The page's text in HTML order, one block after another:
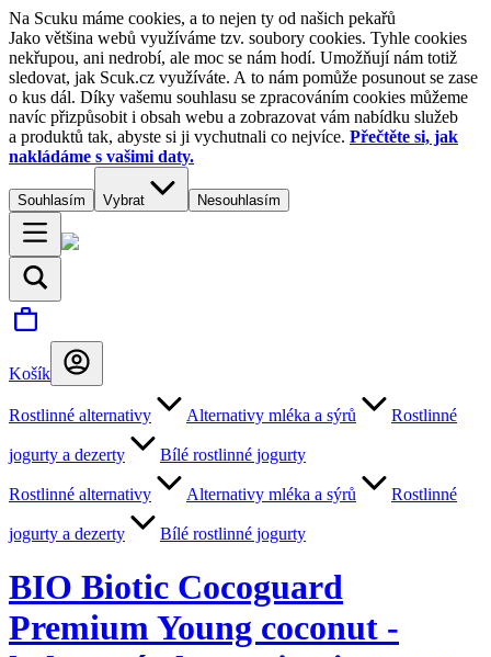
Na Scuku máme cookies, a to nejen ty od našich pekařů
Jako většina webů využíváme tzv. soubory cookies. Tyhle cookies
nekřupou, ani nedrobí, ale moc se nám hodí. Umožňují nám totiž
sledovat, jak Scuk.cz využíváte. A to nám pomůže posunout se zase
o kus dál. Díky vašemu souhlasu se zpracováním cookies můžeme
navíc přizpůsobit i obsah webu a zobrazovat vám nabídku služeb
a produktů tak, abyste si ji vychutnali co nejvíce. Přečtěte si, jak
nakládáme s vašimi daty.
Souhlasím Vybrat Nesouhlasím
Košík
Rostlinné alternativy Alternativy mléka a sýrů Rostlinné
jogurty a dezerty Bílé rostlinné jogurty
Rostlinné alternativy Alternativy mléka a sýrů Rostlinné
jogurty a dezerty Bílé rostlinné jogurty
BIO Biotic Cocoguard
Premium Young coconut -